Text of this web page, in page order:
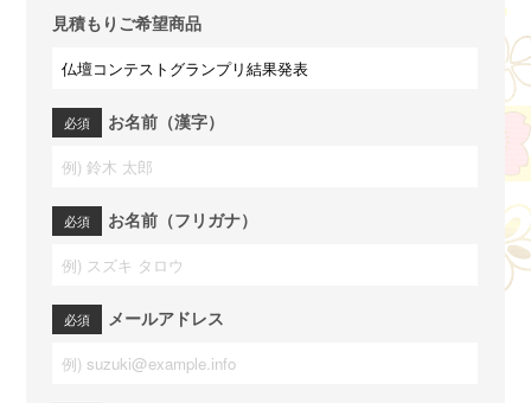
見積もりご希望商品
お名前（漢字）
お名前（フリガナ）
メールアドレス